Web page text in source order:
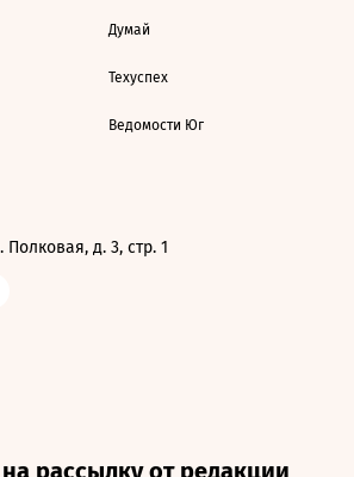
Думай
Техуспех
Ведомости Юг
Полковая, д. 3, стр. 1